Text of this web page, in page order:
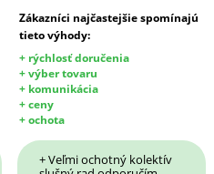
Zákazníci najčastejšie spomínajú
tieto výhody:
+ rýchlosť doručenia
+ výber tovaru
+ komunikácia
+ ceny
+ ochota
+ Veľmi ochotný kolektív